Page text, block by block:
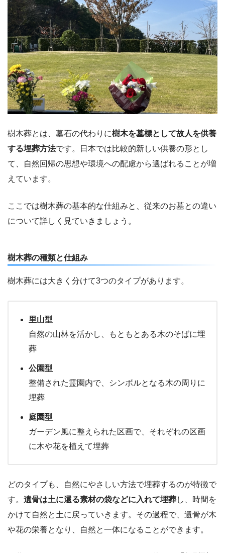
樹木葬とは、墓石の代わりに樹木を墓標として故人を供養
する埋葬方法です。日本では比較的新しい供養の形とし
て、自然回帰の思想や環境への配慮から選ばれることが増
えています。
ここでは樹木葬の基本的な仕組みと、従来のお墓との違い
について詳しく見ていきましょう。
樹木葬の種類と仕組み
樹木葬には大きく分けて3つのタイプがあります。
里山型
自然の山林を活かし、もともとある木のそばに埋
葬
公園型
整備された霊園内で、シンボルとなる木の周りに
埋葬
庭園型
ガーデン風に整えられた区画で、それぞれの区画
に木や花を植えて埋葬
どのタイプも、自然にやさしい方法で埋葬するのが特徴で
す。 遺骨は土に還る素材の袋などに入れて埋葬し、時間を
かけて自然と土に戻っていきます。その過程で、遺骨が木
や花の栄養となり、自然と一体になることができます。